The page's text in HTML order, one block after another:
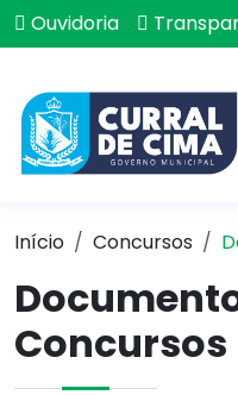
Ouvidoria
Início Concursos
Concursos